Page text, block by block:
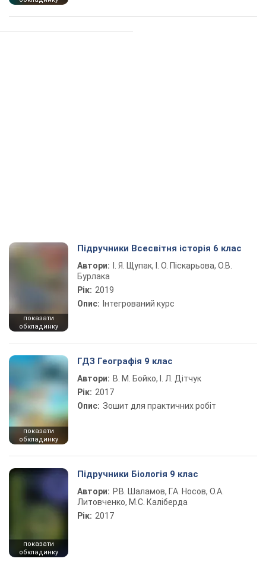
показати
обкладинку
Підручники Всесвітня історія 6 клас
Автори:
І. Я. Щупак, І. О. Піскарьова, О.В.
Бурлака
Рік: 2019
Опис: Інтегрований курс
показати
обкладинку
ГДЗ Географія 9 клас
Автори: В. М. Бойко, І. Л. Дітчук
Рік: 2017
Опис: Зошит для практичних робіт
показати
обкладинку
Підручники Біологія 9 клас
Автори: Р.В. Шаламов, Г.А. Носов, О.А.
Литовченко, М.С. Каліберда
Рік: 2017